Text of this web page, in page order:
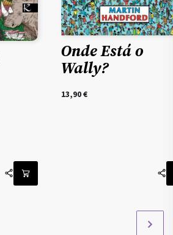
Onde Está o
Wally?
13,90€